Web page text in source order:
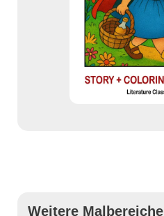
Weitere Malbereiche